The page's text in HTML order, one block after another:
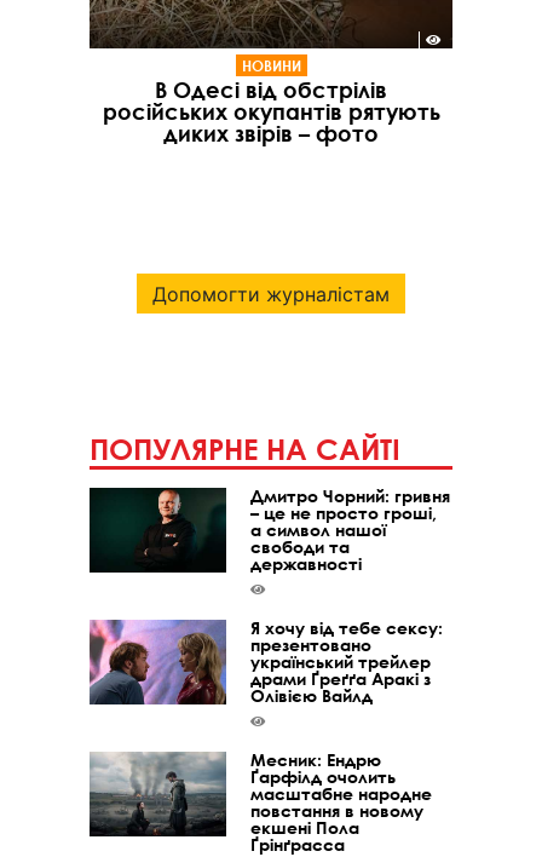
НОВИНИ
В Одесі від обстрілів
російських окупантів рятують
диких звірів – фото
Допомогти журналістам
ПОПУЛЯРНЕ НА САЙТІ
Дмитро Чорний: гривня
– це не просто гроші,
а символ нашої
свободи та
державності
Я хочу від тебе сексу:
презентовано
український трейлер
драми Ґреґґа Аракі з
Олівією Вайлд
Месник: Ендрю
Ґарфілд очолить
масштабне народне
повстання в новому
екшені Пола
Ґрінґрасса